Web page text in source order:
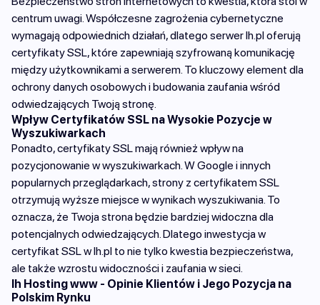
centrum uwagi. Współczesne zagrożenia cybernetyczne
wymagają odpowiednich działań, dlatego serwer lh.pl oferują
certyfikaty SSL, które zapewniają szyfrowaną komunikację
między użytkownikami a serwerem. To kluczowy element dla
ochrony danych osobowych i budowania zaufania wśród
odwiedzających Twoją stronę.
Wpływ Certyfikatów SSL na Wysokie Pozycje w
Wyszukiwarkach
Ponadto, certyfikaty SSL mają również wpływ na
pozycjonowanie w wyszukiwarkach. W Google i innych
popularnych przeglądarkach, strony z certyfikatem SSL
otrzymują wyższe miejsce w wynikach wyszukiwania. To
oznacza, że Twoja strona będzie bardziej widoczna dla
potencjalnych odwiedzających. Dlatego inwestycja w
certyfikat SSL w lh.pl to nie tylko kwestia bezpieczeństwa,
ale także wzrostu widoczności i zaufania w sieci.
lh Hosting www - Opinie Klientów i Jego Pozycja na
Polskim Rynku